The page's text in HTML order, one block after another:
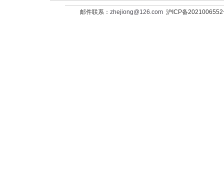
邮件联系： zhejiong@126.com沪ICP备